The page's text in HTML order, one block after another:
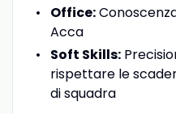
Office:
Acca
Soft Skills:
rispettare le
di squadra